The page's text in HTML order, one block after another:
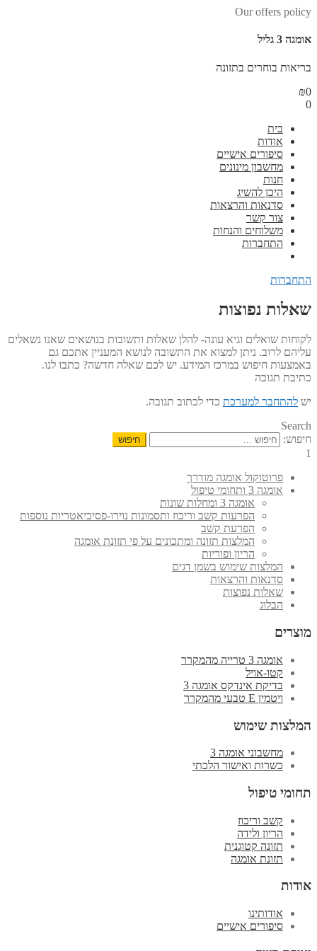
Our offers policy
אומגה 3 גליל
בריאות בוחרים בתזונה
₪0
0
בית
אודות
סיפורים אישיים
מחשבון מינונים
חנות
היכן להשיג
סדנאות והרצאות
צור קשר
משלוחים והנחות
התחברות
התחברות
שאלות נפוצות
לקוחות שואלים וגיא עונה- להלן שאלות ותשובות בנושאים שאנו נשאלים
עליהם לרוב. ניתן למצוא את התשובה לנושא המעניין אתכם גם
באמצעות חיפוש במרכז המידע. יש לכם שאלה חדשה? כתבו לנו.
כתיבת תגובה
יש להתחבר למערכת כדי לכתוב תגובה.
Search
חיפוש:
1
פרוטוקול אומגה מודרך
אומגה 3 ותחומי טיפול
אומגה 3 ומחלות שונות
הפרעות קשב וריכוז ותסמונות נוירו-פסיכיאטריות נוספות
הפרעת קשב
המלצות תזונה ומתכונים על פי תזונת אומגה
הריון ופוריות
המלצות שימוש בשמן דגים
סדנאות והרצאות
שאלות נפוצות
הבלוג
מוצרים
אומגה 3 טרייה מהמקרר
קטו-אויל
בדיקת אינדקס אומגה 3
ויטמין E טבעי מהמקרר
המלצות שימוש
מחשבוני אומגה 3
כשרות ואישור הלכתי
תחומי טיפול
קשב וריכוז
הריון ולידה
תזונה קטוגנית
תזונת אומגה
אודות
אודותינו
סיפורים אישיים